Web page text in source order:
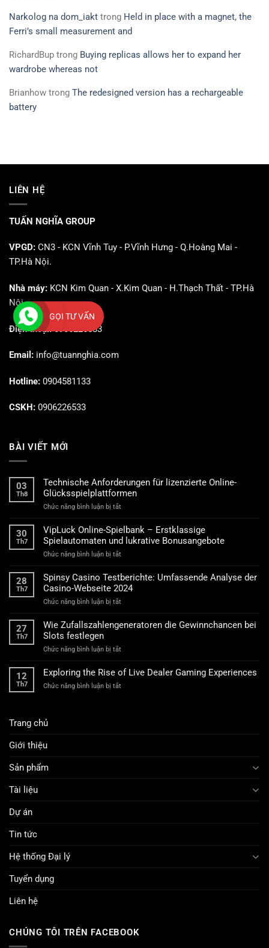
Narkolog na dom_iakt trong Held in place with a magnet, the
Ferri’s small measurement and
RichardBup trong Buying replicas allows her to expand her
wardrobe whereas not
Brianhow trong The redesigned version has a rechargeable
battery
LIÊN HỆ
TUẤN NGHĨA GROUP
VPGD: CN3 - KCN Vĩnh Tuy - P.Vĩnh Hưng - Q.Hoàng Mai -
TP.Hà Nội.
Nhà máy: KCN Kim Quan - X.Kim Quan - H.Thạch Thất - TP.Hà
Nội.
Điện thoại: 0906226533
Email: info@tuannghia.com
Hotline: 0904581133
CSKH: 0906226533
BÀI VIẾT MỚI
03
Th8
Technische Anforderungen für lizenzierte Online-
Glücksspielplattformen
Chức năng bình luận bị tắt
Anforderungen
für
lizenzierte
Online-
30
Th7
VipLuck Online-Spielbank – Erstklassige
Spielautomaten und lukrative Bonusangebote
Chức năng bình luận bị tắt
Online-
Spielbank
–
Erstklassige
28
Th7
Spinsy Casino Testberichte: Umfassende Analyse der
Casino-Webseite 2024
Chức năng bình luận bị tắt
Testberichte:
Analyse
Casino-
2024
27
Th7
Wie Zufallszahlengeneratoren die Gewinnchancen bei
Slots festlegen
Chức năng bình luận bị tắt
Zufallszahlengeneratoren
die
Gewinnchancen
12
Th7
Exploring the Rise of Live Dealer Gaming Experiences
Chức năng bình luận bị tắt
Trang chủ
Giới thiệu
Sản phẩm
Tài liệu
Dự án
Tin tức
Hệ thống Đại lý
Tuyển dụng
Liên hệ
CHÚNG TÔI TRÊN FACEBOOK
GỌI TƯ VẤN